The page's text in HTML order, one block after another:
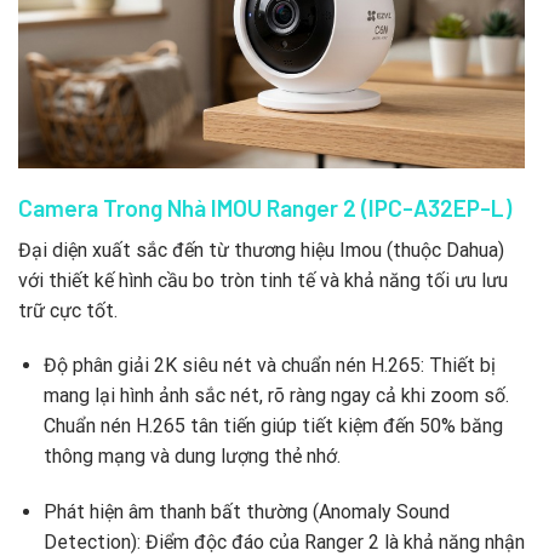
Camera Trong Nhà IMOU Ranger 2 (IPC-A32EP-L)
Đại diện xuất sắc đến từ thương hiệu Imou (thuộc Dahua)
với thiết kế hình cầu bo tròn tinh tế và khả năng tối ưu lưu
trữ cực tốt.
Độ phân giải 2K siêu nét và chuẩn nén H.265: Thiết bị
mang lại hình ảnh sắc nét, rõ ràng ngay cả khi zoom số.
Chuẩn nén H.265 tân tiến giúp tiết kiệm đến 50% băng
thông mạng và dung lượng thẻ nhớ.
Phát hiện âm thanh bất thường (Anomaly Sound
Detection): Điểm độc đáo của Ranger 2 là khả năng nhận